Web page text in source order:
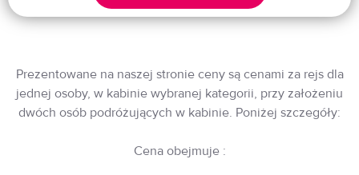
Prezentowane na naszej stronie ceny są cenami za rejs dla
jednej osoby, w kabinie wybranej kategorii, przy założeniu
dwóch osób podróżujących w kabinie. Poniżej szczegóły:
Cena obejmuje :